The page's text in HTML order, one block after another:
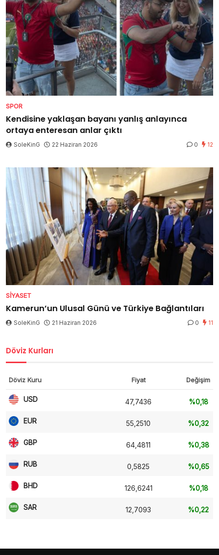
SPOR
Kendisine yaklaşan bayanı yanlış anlayınca
ortaya enteresan anlar çıktı
SoleKinG 22 Haziran 2026 0 12
SIYASET
Kamerun’un Ulusal Günü ve Türkiye Bağlantıları
SoleKinG 21 Haziran 2026 0 11
Döviz Kurları
Döviz Kuru Fiyat Değişim
USD 47,7436 %0,18
EUR 55,2510 %0,32
GBP 64,4811 %0,38
RUB 0,5825 %0,65
BHD 126,6241 %0,18
SAR 12,7093 %0,22